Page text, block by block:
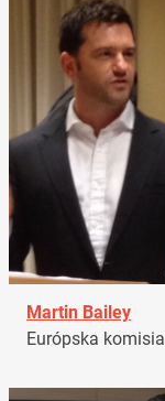
Martin Bailey
Európska komisia